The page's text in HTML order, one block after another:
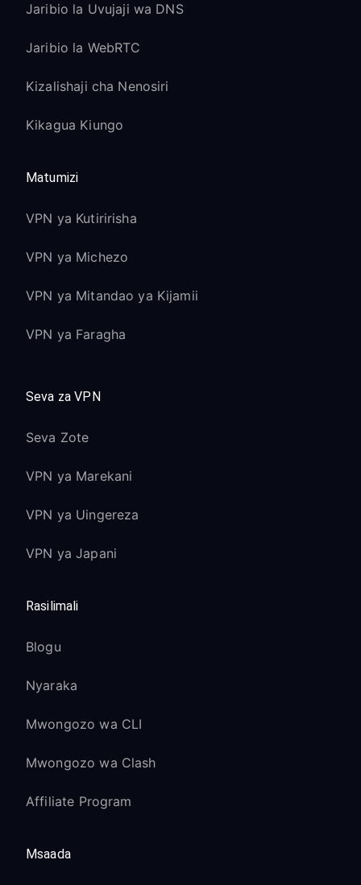
Jaribio la Uvujaji wa DNS
Jaribio la WebRTC
Kizalishaji cha Nenosiri
Kikagua Kiungo
Matumizi
VPN ya Kutiririsha
VPN ya Michezo
VPN ya Mitandao ya Kijamii
VPN ya Faragha
Seva za VPN
Seva Zote
VPN ya Marekani
VPN ya Uingereza
VPN ya Japani
Rasilimali
Blogu
Nyaraka
Mwongozo wa CLI
Mwongozo wa Clash
Affiliate Program
Msaada